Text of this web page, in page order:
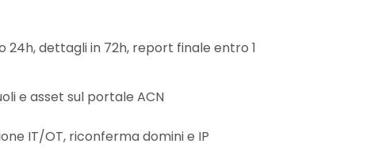
dettagli in 72h, report finale entro 1
e asset sul portale ACN
IT/OT, riconferma domini e IP